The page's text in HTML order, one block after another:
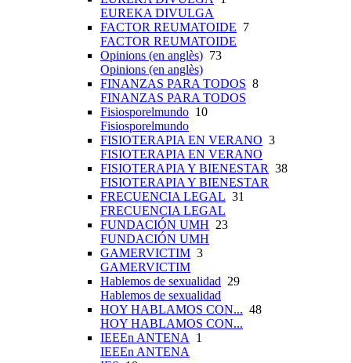
EUREKA DIVULGA
FACTOR REUMATOIDE 7
FACTOR REUMATOIDE
Opinions (en anglès) 73
Opinions (en anglès)
FINANZAS PARA TODOS 8
FINANZAS PARA TODOS
Fisiosporelmundo 10
Fisiosporelmundo
FISIOTERAPIA EN VERANO 3
FISIOTERAPIA EN VERANO
FISIOTERAPIA Y BIENESTAR 38
FISIOTERAPIA Y BIENESTAR
FRECUENCIA LEGAL 31
FRECUENCIA LEGAL
FUNDACIÓN UMH 23
FUNDACIÓN UMH
GAMERVICTIM 3
GAMERVICTIM
Hablemos de sexualidad 29
Hablemos de sexualidad
HOY HABLAMOS CON... 48
HOY HABLAMOS CON...
IEEEn ANTENA
1
IEEEn ANTENA